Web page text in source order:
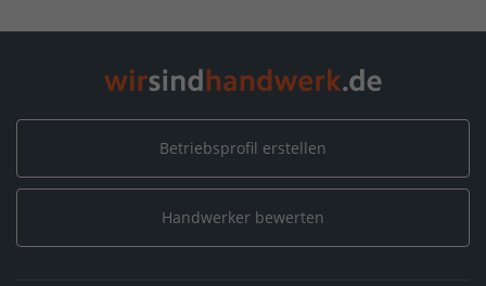
Home / Gartenbau / Bynger Bau
Reinigung / Bynger Bau
Home / Wege, Strassen, Pflaster / Bynger Bau
Betriebsprofil erstellen
Handwerker bewerten